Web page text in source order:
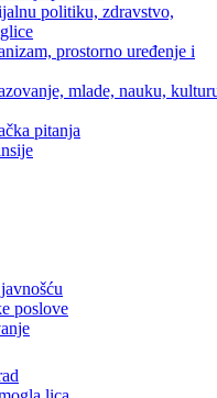
upravu i radne odnose
poslove
politiku, zdravstvo,
prostorno uređenje i
mlade, nauku,
pitanja
poslove